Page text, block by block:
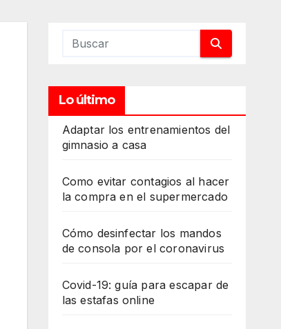
Lo último
Adaptar los entrenamientos del
gimnasio a casa
Como evitar contagios al hacer
la compra en el supermercado
Cómo desinfectar los mandos
de consola por el coronavirus
Covid-19: guía para escapar de
las estafas online